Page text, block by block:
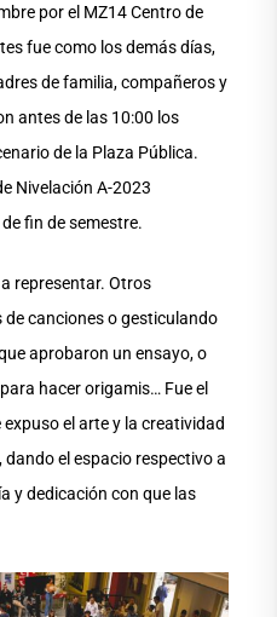
por el MZ14 Centro de
fue como los demás días,
de familia, compañeros y
antes de las 10:00 los
de la Plaza Pública.
Nivelación A-2023
fin de semestre.
representar. Otros
canciones o gesticulando
aprobaron un ensayo, o
hacer origamis… Fue el
el arte y la creatividad
el espacio respectivo a
y dedicación con que las